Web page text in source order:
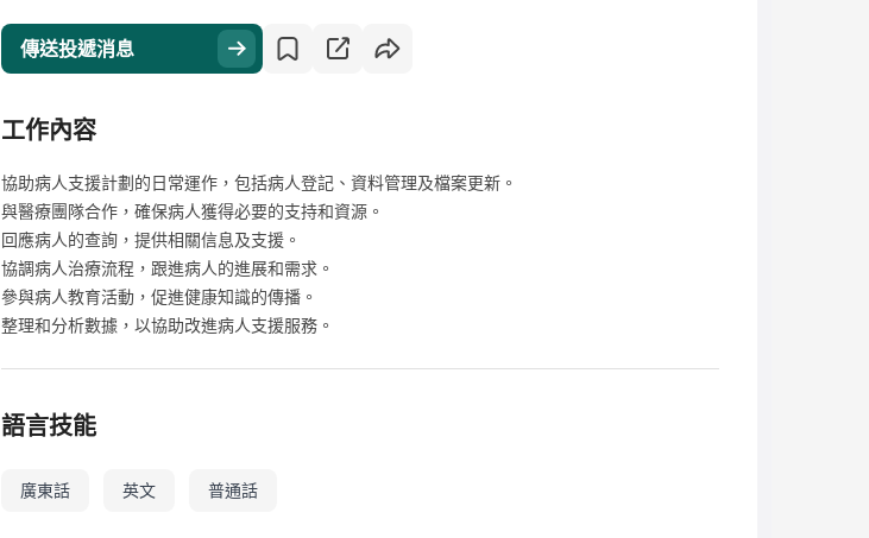
傳送投遞消息
工作內容
協助病人支援計劃的日常運作，包括病人登記、資料管理及檔案更新。
與醫療團隊合作，確保病人獲得必要的支持和資源。
回應病人的查詢，提供相關信息及支援。
協調病人治療流程，跟進病人的進展和需求。
參與病人教育活動，促進健康知識的傳播。
整理和分析數據，以協助改進病人支援服務。
語言技能
廣東話 英文 普通話